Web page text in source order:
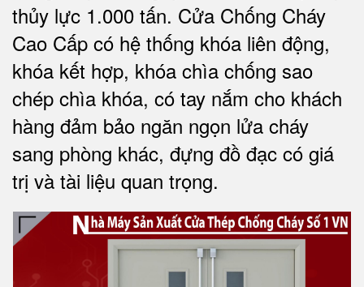
thủy lực 1.000 tấn. Cửa Chống Cháy
Cao Cấp có hệ thống khóa liên động,
khóa kết hợp, khóa chìa chống sao
chép chìa khóa, có tay nắm cho khách
hàng đảm bảo ngăn ngọn lửa cháy
sang phòng khác, đựng đồ đạc có giá
trị và tài liệu quan trọng.